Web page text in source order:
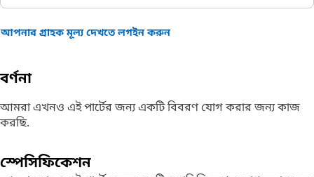
আপনার গ্রাহক মূল্য দেখতে লগইন করুন
বর্ণনা
আমরা এখনও এই পার্টের জন্য একটি বিবরণ যোগ করার জন্য কাজ
করছি.
স্পেসিফিকেশন